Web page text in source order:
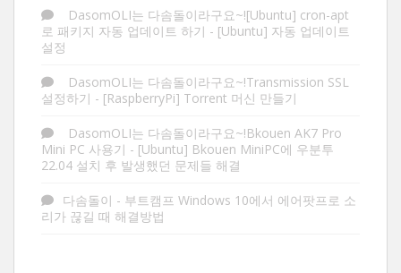
DasomOLI는 다솜돌이라구요~![Ubuntu] cron-apt
로 패키지 자동 업데이트 하기 - [Ubuntu] 자동 업데이트
설정
DasomOLI는 다솜돌이라구요~!Transmission SSL
설정하기 - [RaspberryPi] Torrent 머신 만들기
DasomOLI는 다솜돌이라구요~!Bkouen AK7 Pro
Mini PC 사용기 - [Ubuntu] Bkouen MiniPC에 우분투
22.04 설치 후 발생했던 문제들 해결
다솜돌이 - 부트캠프 Windows 10에서 에어팟프로 소
리가 끊길 때 해결방법